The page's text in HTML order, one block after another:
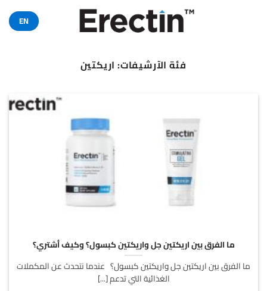
EN
فئة الآرشيفات: اريكتين
ما الفرق بين اريكتين جل واريكتين كبسول؟ وكيف أشتري؟
ما الفرق بين اريكتين جل واريكتين كبسول؟ عندما نتحدث عن المكملات
الغذائية التي تدعم [...]